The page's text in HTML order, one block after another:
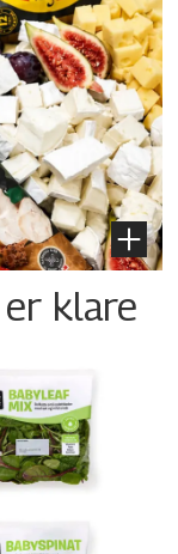
klare